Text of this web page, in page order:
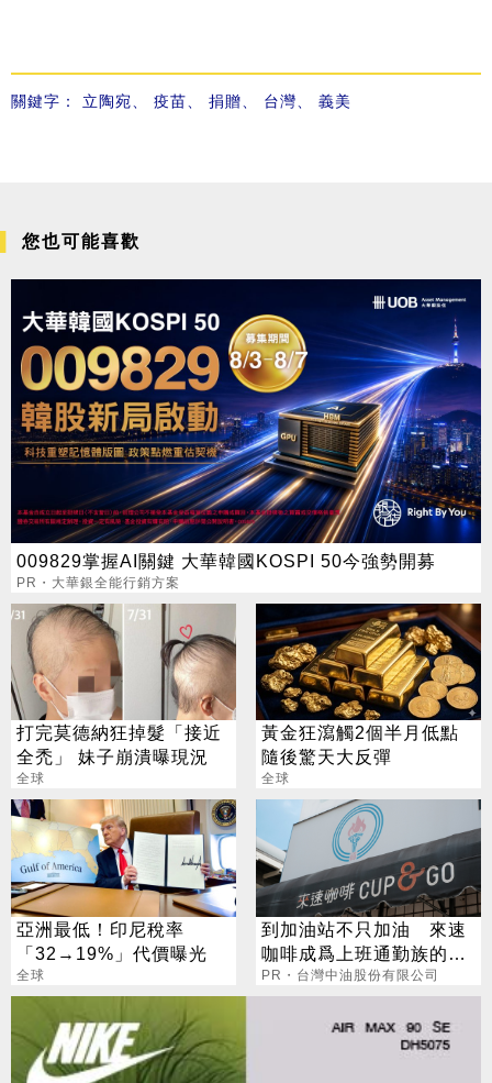
關鍵字： 立陶宛 疫苗 捐贈 台灣 義美
您也可能喜歡
009829掌握AI關鍵 大華韓國KOSPI 50今強勢開募
PR・大華銀全能行銷方案
打完莫德納狂掉髮「接近
全禿」 妹子崩潰曝現況
全球
黃金狂瀉觸2個半月低點
隨後驚天大反彈
全球
亞洲最低！印尼稅率
「32→19%」代價曝光
全球
到加油站不只加油 來速
咖啡成爲上班通勤族的新
選擇
PR・台灣中油股份有限公司